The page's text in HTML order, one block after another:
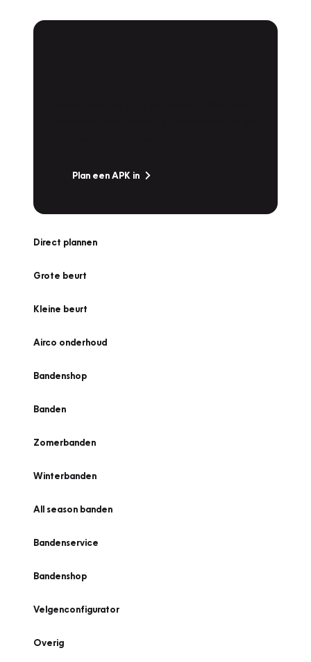
Plan een APK in
Direct plannen
Grote beurt
Kleine beurt
Airco onderhoud
Bandenshop
Banden
Zomerbanden
Winterbanden
All season banden
Bandenservice
Bandenshop
Velgenconfigurator
Overig